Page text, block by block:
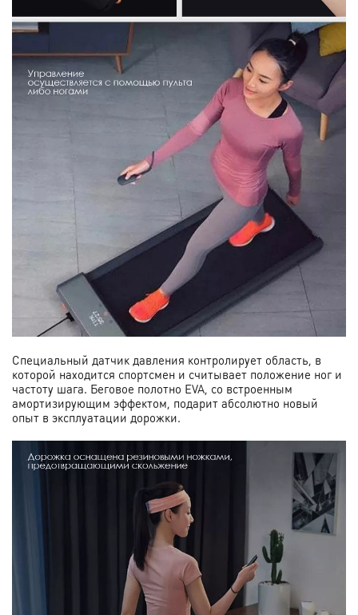
Специальный датчик давления контролирует область, в
которой находится спортсмен и считывает положение ног и
частоту шага. Беговое полотно EVA, со встроенным
амортизирующим эффектом, подарит абсолютно новый
опыт в эксплуатации дорожки.